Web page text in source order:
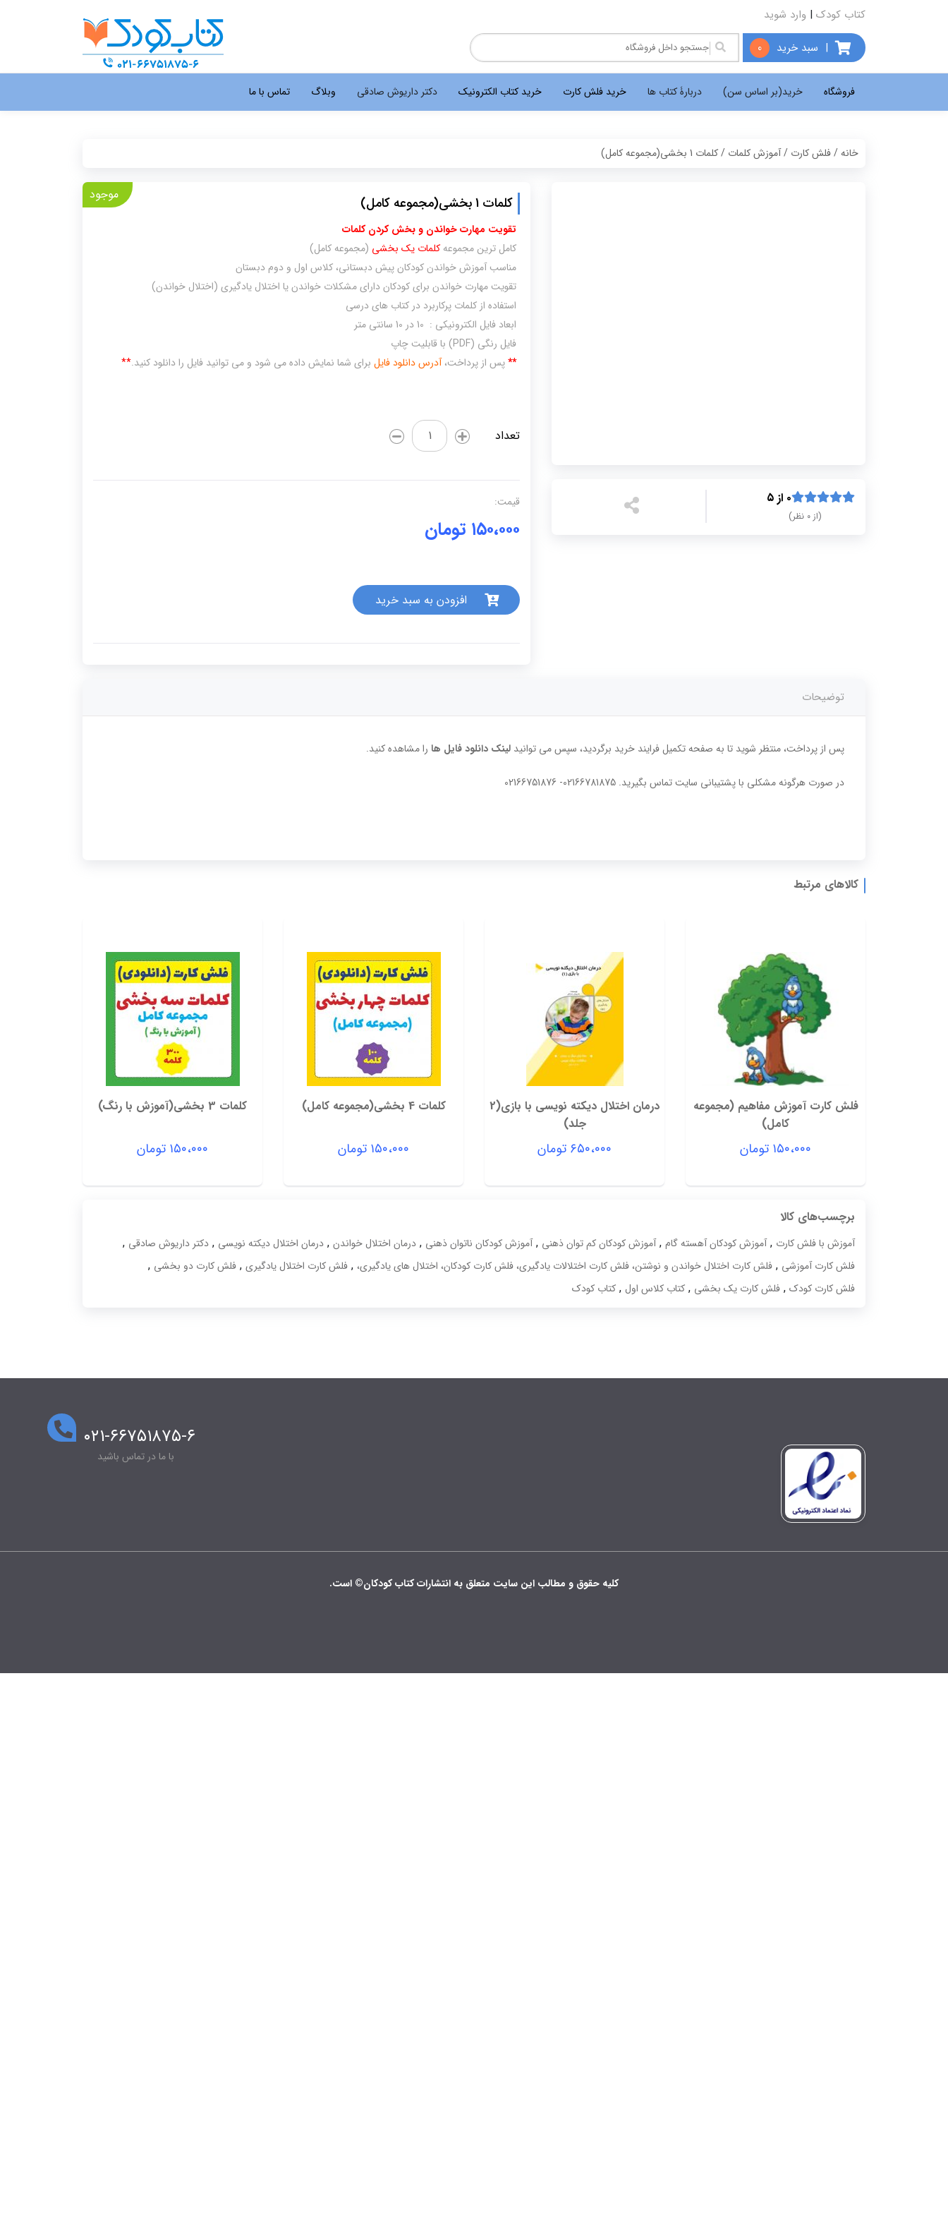
کتاب کودک | وارد شوید
| سبد خرید 0
فروشگاه خرید(بر اساس سن) دربارۀ کتاب ها خرید فلش کارت خرید کتاب الکترونیک دکتر داریوش صادقی وبلاگ تماس با ما
خانه/فلش کارت /آموزش کلمات / کلمات 1 بخشی(مجموعه کامل)
۰ از ۵
(از ۰ نظر)
کلمات 1 بخشی(مجموعه کامل) موجود
تقویت مهارت خواندن و بخش کردن کلمات
کامل ترین مجموعه کلمات یک بخشی (مجموعه کامل)
مناسب آموزش خواندن کودکان پیش دبستانی، کلاس اول و دوم دبستان
تقویت مهارت خواندن برای کودکان دارای مشکلات خواندن یا اختلال یادگیری (اختلال خواندن)
استفاده از کلمات پرکاربرد در کتاب های درسی
ابعاد فایل الکترونیکی : 10 در 10 سانتی متر
فایل رنگی (PDF) با قابلیت چاپ
**پس از پرداخت،آدرس دانلود فایل برای شما نمایش داده می شود و می توانید فایل را دانلود کنید.**
تعداد
کلمات
1
کامل)
قیمت:
۱۵۰،۰۰۰ تومان
افزودن به سبد خرید
توضیحات
پس از پرداخت، منتظر شوید تا به صفحه تکمیل فرایند خرید برگردید، سپس می توانید لینک دانلود فایل ها را مشاهده کنید.
در صورت هرگونه مشکلی با پشتیبانی سایت تماس بگیرید. 02166781875- 02166751876
کالاهای مرتبط
فلش کارت آموزش مفاهیم (مجموعه
کامل)
۱۵۰،۰۰۰ تومان
درمان اختلال دیکته نویسی با بازی(2
جلد)
۶۵۰،۰۰۰ تومان
کلمات 4 بخشی(مجموعه کامل)
۱۵۰،۰۰۰ تومان
کلمات 3 بخشی(آموزش با رنگ)
۱۵۰،۰۰۰ تومان
برچسب‌های کالا
آموزش با فلش کارت ,آموزش کودکان آهسته گام ,آموزش کودکان کم توان ذهنی ,آموزش کودکان ناتوان ذهنی , درمان اختلال خواندن , درمان اختلال دیکته نویسی , دکتر داریوش صادقی ,
فلش کارت آموزشی , فلش کارت اختلال خواندن و نوشتن، فلش کارت اختلالات یادگیری، فلش کارت کودکان، اختلال های یادگیری، , فلش کارت اختلال یادگیری , فلش کارت دو بخشی ,
فلش کارت کودک , فلش کارت یک بخشی , کتاب کلاس اول , کتاب کودک
۰۲۱-۶۶۷۵۱۸۷۵-۶
با ما در تماس باشید
کلیه حقوق و مطالب این سایت متعلق به انتشارات کتاب کودکان© است.